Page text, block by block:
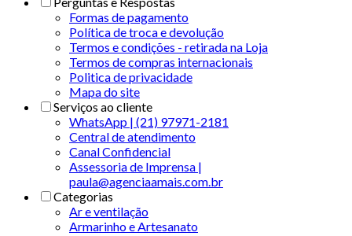
Formas de pagamento
Política de troca e devolução
Termos e condições - retirada na Loja
Termos de compras internacionais
Politica de privacidade
Mapa do site
Serviços ao cliente
WhatsApp | (21) 97971-2181
Central de atendimento
Canal Confidencial
Assessoria de Imprensa |
paula@agenciaamais.com.br
Categorias
Ar e ventilação
Armarinho e Artesanato